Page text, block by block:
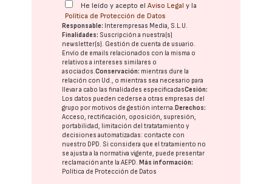
He leído y acepto elAviso Legal y la
Política de Protección de Datos
Responsable: Interempresas Media, S.L.U.
Finalidades: Suscripción a nuestra(s)
newsletter(s). Gestión de cuenta de usuario.
Envío de emails relacionados con la misma o
relativos a intereses similares o
asociados.Conservación: mientras dure la
relación con Ud., o mientras sea necesario para
llevar a cabo las finalidades especificadasCesión:
Los datos pueden cederse a otras empresas del
grupo por motivos de gestión interna.Derechos:
Acceso, rectificación, oposición, supresión,
portabilidad, limitación del tratatamiento y
decisiones automatizadas: contacte con
nuestro DPD. Si considera que el tratamiento no
se ajusta a la normativa vigente, puede presentar
reclamación ante laAEPD.Más información:
Política de Protección de Datos